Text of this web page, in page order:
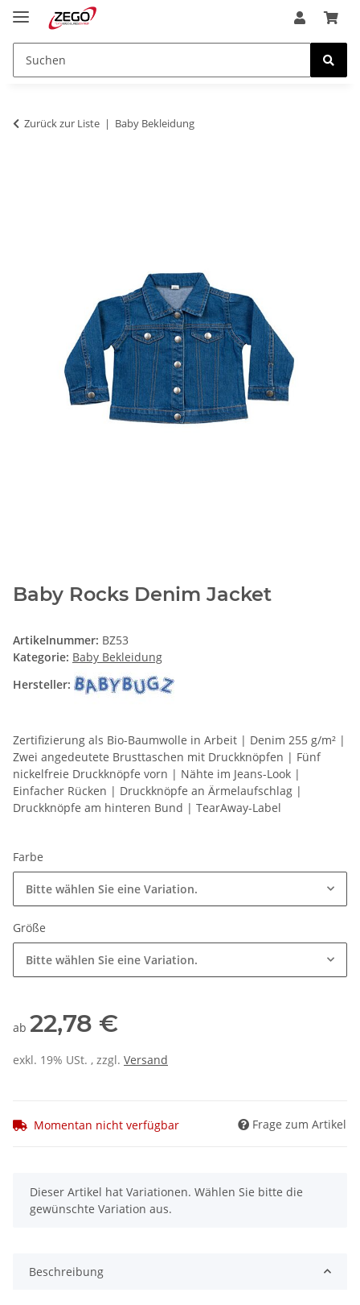
Zurück zur Liste Baby Bekleidung
Baby Rocks Denim Jacket
Artikelnummer: BZ53
Kategorie: Baby Bekleidung
Hersteller:
Zertifizierung als Bio-Baumwolle in Arbeit | Denim 255 g/m² |
Zwei angedeutete Brusttaschen mit Druckknöpfen | Fünf
nickelfreie Druckknöpfe vorn | Nähte im Jeans-Look |
Einfacher Rücken | Druckknöpfe an Ärmelaufschlag |
Druckknöpfe am hinteren Bund | TearAway-Label
Farbe
Bitte wählen Sie eine Variation.
Größe
Bitte wählen Sie eine Variation.
ab 22,78 €
exkl. 19% USt. , zzgl. Versand
Momentan nicht verfügbar Frage zum Artikel
x
Dieser Artikel hat Variationen. Wählen Sie bitte die
gewünschte Variation aus.
Beschreibung